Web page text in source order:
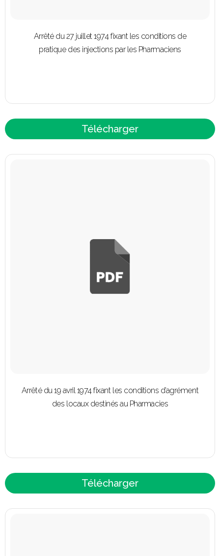
Arrêté du 27 juillet 1974 fixant les conditions de
pratique des injections par les Pharmaciens
Télécharger
Arrêté du 19 avril 1974 fixant les conditions d’agrément
des locaux destinés au Pharmacies
Télécharger